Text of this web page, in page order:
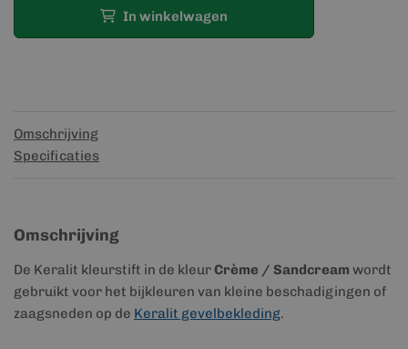
In winkelwagen
Omschrijving
Specificaties
Omschrijving
De Keralit kleurstift in de kleurCrème / Sandcream wordt
gebruikt voor het bijkleuren van kleine beschadigingen of
zaagsneden op de Keralit gevelbekleding.